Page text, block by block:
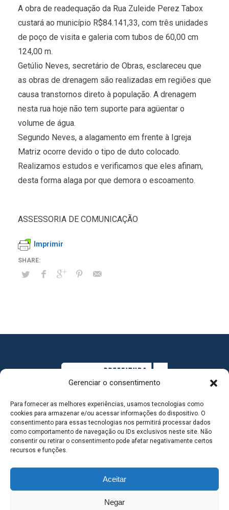
Gerenciar o consentimento
Para fornecer as melhores experiências, usamos tecnologias como
cookies para armazenar e/ou acessar informações do dispositivo. O
consentimento para essas tecnologias nos permitirá processar dados
como comportamento de navegação ou IDs exclusivos neste site. Não
consentir ou retirar o consentimento pode afetar negativamente certos
recursos e funções.
Aceitar
Negar
A obra de readequação da Rua Zuleide Perez Tabox
custará ao município R$84.141,33, com três unidades
de poço de visita e galeria com tubos de 60,00 cm 
124,00 m.
Getúlio Neves, secretário de Obras, esclareceu que
as obras de drenagem são realizadas em regiões que
causa transtornos direto à população. A drenagem
nesta rua hoje não tem suporte para agüentar o
volume de água.
Segundo Neves, a alagamento em frente à Igreja
Matriz ocorre devido o tipo de duto colocado.
Realizamos estudos e verificamos que eles afinam,
desta forma alaga por que demora o escoamento.
ASSESSORIA DE COMUNICAÇÃO
Imprimir
MAPA DO SITE
SEDE DO ADMINISTRATIVO MUNICIPAL - Avenida